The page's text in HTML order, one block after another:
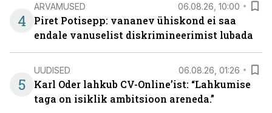
4
ARVAMUSED 06.08.26, 10:00
Piret Potisepp: vananev ühiskond ei saa
endale vanuselist diskrimineerimist lubada
5
UUDISED 06.08.26, 01:26
Karl Oder lahkub CV-Online’ist: “Lahkumise
taga on isiklik ambitsioon areneda.”